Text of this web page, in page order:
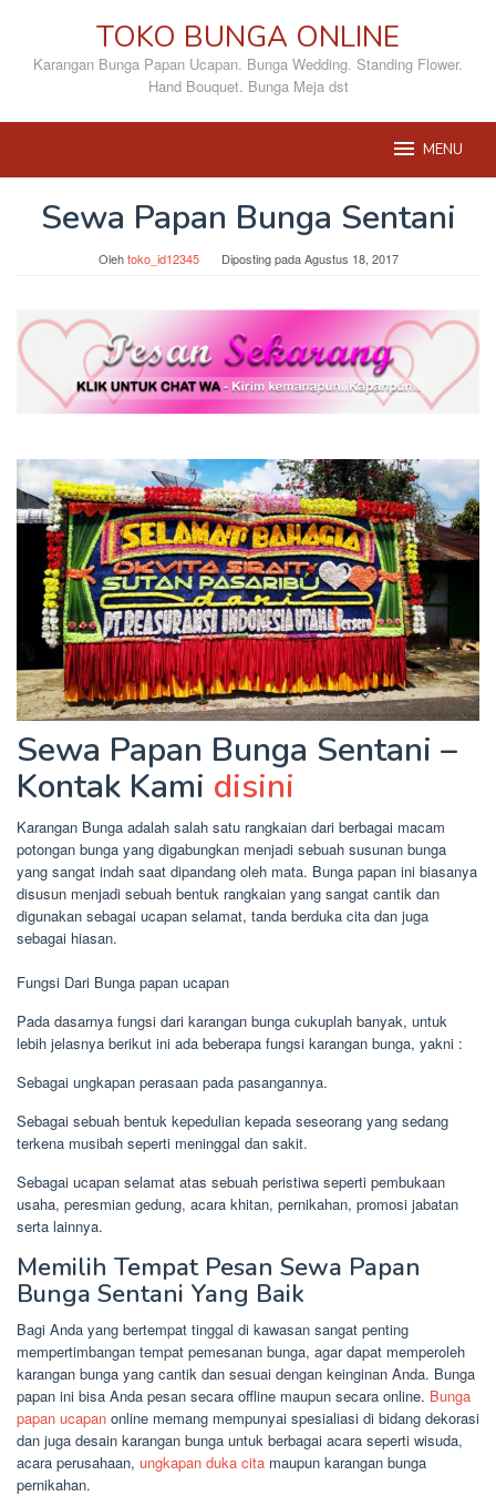
konten
TOKO BUNGA ONLINE
Karangan Bunga Papan Ucapan. Bunga Wedding. Standing Flower.
Hand Bouquet. Bunga Meja dst
MENU
Sewa Papan Bunga Sentani
Olehtoko_id12345 Diposting padaAgustus 18, 2017
Sewa Papan Bunga Sentani –
Kontak Kami disini
Karangan Bunga adalah salah satu rangkaian dari berbagai macam
potongan bunga yang digabungkan menjadi sebuah susunan bunga
yang sangat indah saat dipandang oleh mata. Bunga papan ini biasanya
disusun menjadi sebuah bentuk rangkaian yang sangat cantik dan
digunakan sebagai ucapan selamat, tanda berduka cita dan juga
sebagai hiasan.
Fungsi Dari Bunga papan ucapan
Pada dasarnya fungsi dari karangan bunga cukuplah banyak, untuk
lebih jelasnya berikut ini ada beberapa fungsi karangan bunga, yakni :
Sebagai ungkapan perasaan pada pasangannya.
Sebagai sebuah bentuk kepedulian kepada seseorang yang sedang
terkena musibah seperti meninggal dan sakit.
Sebagai ucapan selamat atas sebuah peristiwa seperti pembukaan
usaha, peresmian gedung, acara khitan, pernikahan, promosi jabatan
serta lainnya.
Memilih Tempat Pesan Sewa Papan
Bunga Sentani Yang Baik
Bagi Anda yang bertempat tinggal di kawasan sangat penting
mempertimbangan tempat pemesanan bunga, agar dapat memperoleh
karangan bunga yang cantik dan sesuai dengan keinginan Anda. Bunga
papan ini bisa Anda pesan secara offline maupun secara online. Bunga
papan ucapan online memang mempunyai spesialiasi di bidang dekorasi
dan juga desain karangan bunga untuk berbagai acara seperti wisuda,
acara perusahaan, ungkapan duka cita maupun karangan bunga
pernikahan.